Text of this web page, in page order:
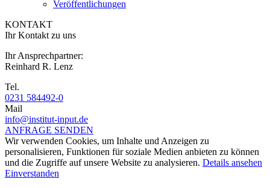
Veröffentlichungen
KONTAKT
Ihr Kontakt zu uns
Ihr Ansprechpartner:
Reinhard R. Lenz
Tel.
0231 584492-0
Mail
info@institut-input.de
ANFRAGE SENDEN
Wir verwenden Cookies, um Inhalte und Anzeigen zu
personalisieren, Funktionen für soziale Medien anbieten zu können
und die Zugriffe auf unsere Website zu analysieren. Details ansehen
Einverstanden